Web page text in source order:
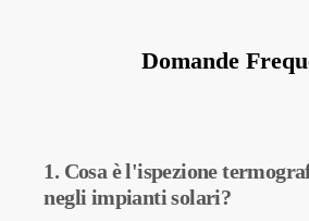
Domande
1. Cosa è l'ispezione
negli impianti solari?